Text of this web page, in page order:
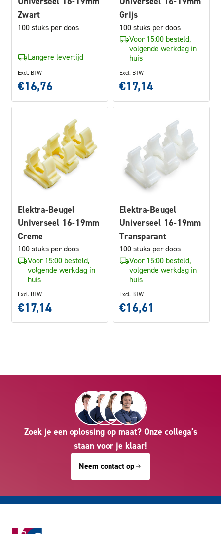
Zwart
100 stuks per doos
Langere levertijd
Excl. BTW
€16,76
Grijs
100 stuks per doos
Voor 15:00 besteld,
volgende werkdag in
huis
Excl. BTW
€17,14
Elektra-Beugel
Universeel 16-19mm
Creme
100 stuks per doos
Voor 15:00 besteld,
volgende werkdag in
huis
Excl. BTW
€17,14
Elektra-Beugel
Universeel 16-19mm
Transparant
100 stuks per doos
Voor 15:00 besteld,
volgende werkdag in
huis
Excl. BTW
€16,61
Zoek je een oplossing op maat? Onze collega’s
staan voor je klaar!
Neem contact op